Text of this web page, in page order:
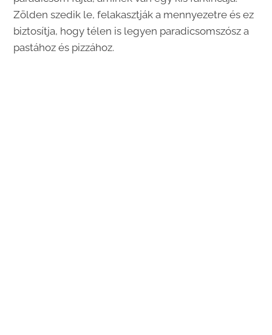
Zölden szedik le, felakasztják a mennyezetre és ez
biztosítja, hogy télen is legyen paradicsomszósz a
pastához és pizzához.